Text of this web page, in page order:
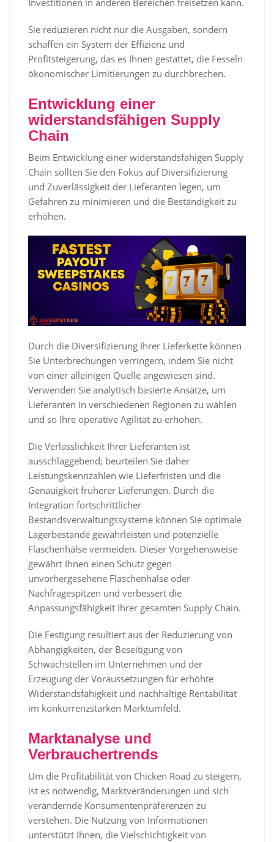
Sie reduzieren nicht nur die Ausgaben, sondern
schaffen ein System der Effizienz und
Profitsteigerung, das es Ihnen gestattet, die Fesseln
ökonomischer Limitierungen zu durchbrechen.
Entwicklung einer
widerstandsfähigen Supply
Chain
Beim Entwicklung einer widerstandsfähigen Supply
Chain sollten Sie den Fokus auf Diversifizierung
und Zuverlässigkeit der Lieferanten legen, um
Gefahren zu minimieren und die Beständigkeit zu
erhöhen.
Durch die Diversifizierung Ihrer Lieferkette können
Sie Unterbrechungen verringern, indem Sie nicht
von einer alleinigen Quelle angewiesen sind.
Verwenden Sie analytisch basierte Ansätze, um
Lieferanten in verschiedenen Regionen zu wählen
und so Ihre operative Agilität zu erhöhen.
Die Verlässlichkeit Ihrer Lieferanten ist
ausschlaggebend; beurteilen Sie daher
Leistungskennzahlen wie Lieferfristen und die
Genauigkeit früherer Lieferungen. Durch die
Integration fortschrittlicher
Bestandsverwaltungssysteme können Sie optimale
Lagerbestände gewährleisten und potenzielle
Flaschenhälse vermeiden. Dieser Vorgehensweise
gewährt Ihnen einen Schutz gegen
unvorhergesehene Flaschenhälse oder
Nachfragespitzen und verbessert die
Anpassungsfähigkeit Ihrer gesamten Supply Chain.
Die Festigung resultiert aus der Reduzierung von
Abhängigkeiten, der Beseitigung von
Schwachstellen im Unternehmen und der
Erzeugung der Voraussetzungen für erhöhte
Widerstandsfähigkeit und nachhaltige Rentabilität
im konkurrenzstarken Marktumfeld.
Marktanalyse und
Verbrauchertrends
Um die Profitabilität von Chicken Road zu steigern,
ist es notwendig, Marktveränderungen und sich
verändernde Konsumentenpräferenzen zu
verstehen. Die Nutzung von Informationen
unterstützt Ihnen, die Vielschichtigkeit von